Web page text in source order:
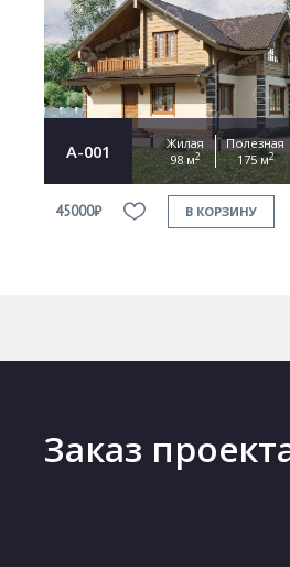
А-001
Жилая
98 м2
Полезная
175 м2
45000₽ В КОРЗИНУ
Заказ